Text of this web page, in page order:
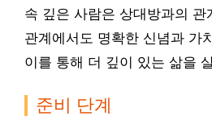
속 깊은 사람은 상대방과의 관
관계에서도 명확한 신념과 가
이를 통해 더 깊이 있는 삶을
준비 단계